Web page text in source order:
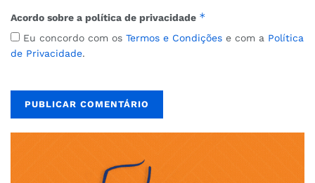
Acordo sobre a política de privacidade *
Eu concordo com os Termos e Condições e com a Política
de Privacidade.